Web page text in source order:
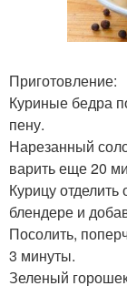
Приготовление:
Куриные бедра
пену.
Нарезанный
варить еще 20
Курицу отделить
блендере и
Посолить,
3 минуты.
Зеленый